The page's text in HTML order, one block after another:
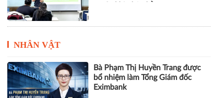
NHÂN VẬT
Bà Phạm Thị Huyền Trang được
bổ nhiệm làm Tổng Giám đốc
Eximbank